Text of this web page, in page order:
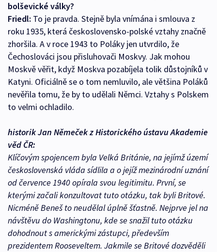
bolševické války?
Friedl: To je pravda. Stejně byla vnímána i smlouva z
roku 1935, která československo-polské vztahy značně
zhoršila. A v roce 1943 to Poláky jen utvrdilo, že
Čechoslováci jsou přisluhovači Moskvy. Jak mohou
Moskvě věřit, když Moskva pozabíjela tolik důstojníků v
Katyni. Oficiálně se o tom nemluvilo, ale většina Poláků
nevěřila tomu, že by to udělali Němci. Vztahy s Polskem
to velmi ochladilo.
historik Jan Němeček z Historického ústavu Akademie
věd ČR:
Klíčovým spojencem byla Velká Británie, na jejímž území
československá vláda sídlila a o jejíž mezinárodní uznání
od července 1940 opírala svou legitimitu. První, se
kterými začali konzultovat tuto otázku, tak byli Britové.
Nicméně Beneš to neudělal úplně šťastně. Nejprve jel na
návštěvu do Washingtonu, kde se snažil tuto otázku
dohodnout s americkými zástupci, především
prezidentem Rooseveltem. Jakmile se Britové dozvěděli